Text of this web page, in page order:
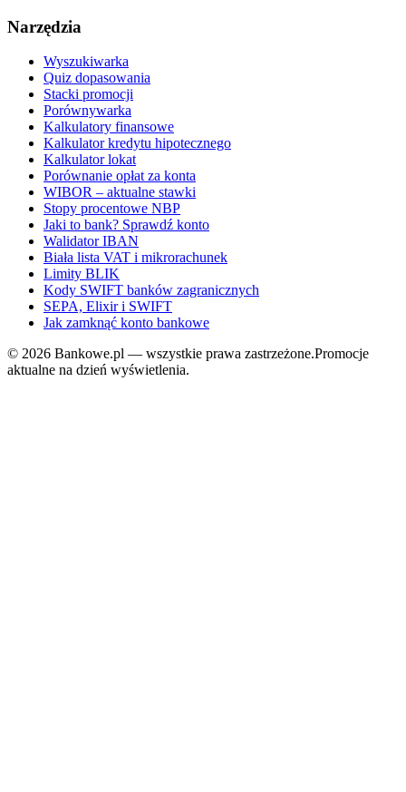
Narzędzia
Wyszukiwarka
Quiz dopasowania
Stacki promocji
Porównywarka
Kalkulatory finansowe
Kalkulator kredytu hipotecznego
Kalkulator lokat
Porównanie opłat za konta
WIBOR – aktualne stawki
Stopy procentowe NBP
Jaki to bank? Sprawdź konto
Walidator IBAN
Biała lista VAT i mikrorachunek
Limity BLIK
Kody SWIFT banków zagranicznych
SEPA, Elixir i SWIFT
Jak zamknąć konto bankowe
© 2026 Bankowe.pl — wszystkie prawa zastrzeżone.Promocje
aktualne na dzień wyświetlenia.